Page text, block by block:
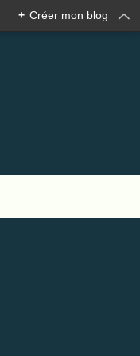
+ Créer mon blog